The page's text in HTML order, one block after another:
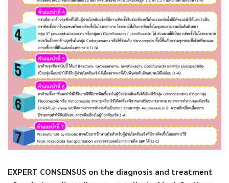
EXPERT CONSENSUS on the diagnosis and treatment